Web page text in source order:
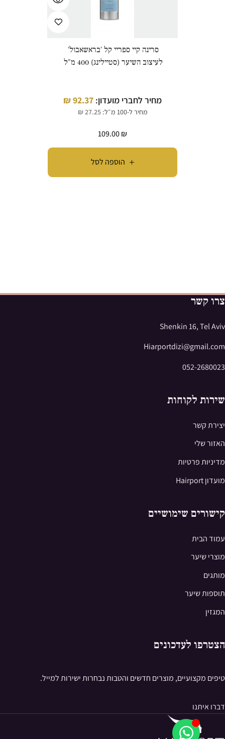
הוספה לסל
סרינה קיי ספריי קל 'בראשאבול'
לעיצוב השיער (סטיילינג) 400 מ"ל
מחיר לחברי מועדון: 92.37
₪
מחיר ל-100 מ״ל: 27.25
₪
109.00₪
צרו קשר
Shenkin 16, Tel Aviv
Hiarportdizi@gmail.com
052-2680023
שירות לקוחות
יצירת קשר
האזור שלי
מדיניות פרטיות
מועדון Hairport
קישורים שימושיים
עמוד הבית
מוצרי שיער
מותגים
תוספות שיער
המגזין
הצטרפו לעדכונים
טיפים מקצועיים, מוצרים חדשים והטבות נבחרות ישירות למייל.
דברו איתנו